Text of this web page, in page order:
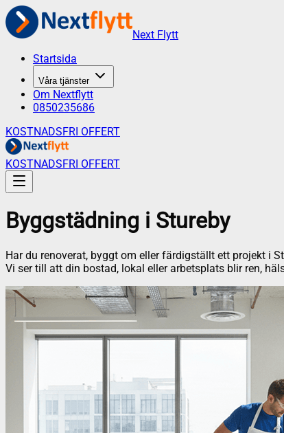
Next Flytt
Startsida
Våra tjänster
Om Nextflytt
0850235686
KOSTNADSFRI OFFERT
KOSTNADSFRI OFFERT
Byggstädning i Stureby
Har du renoverat, byggt om eller färdigställt ett projekt i
Vi ser till att din bostad, lokal eller arbetsplats blir ren,